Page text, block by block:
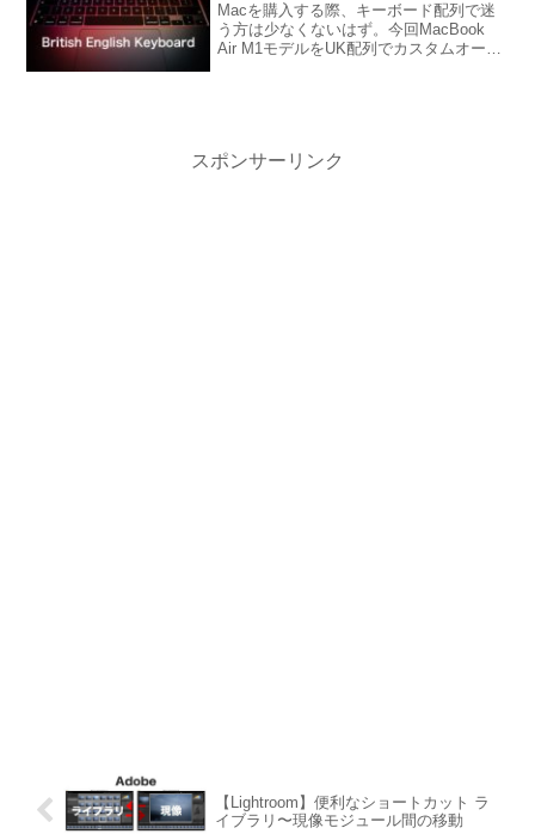
Macを購入する際、キーボード配列で迷
う方は少なくないはず。今回MacBook
Air M1モデルをUK配列でカスタムオーダ
スポンサーリンク
【Lightroom】便利なショートカット ラ
イブラリ〜現像モジュール間の移動